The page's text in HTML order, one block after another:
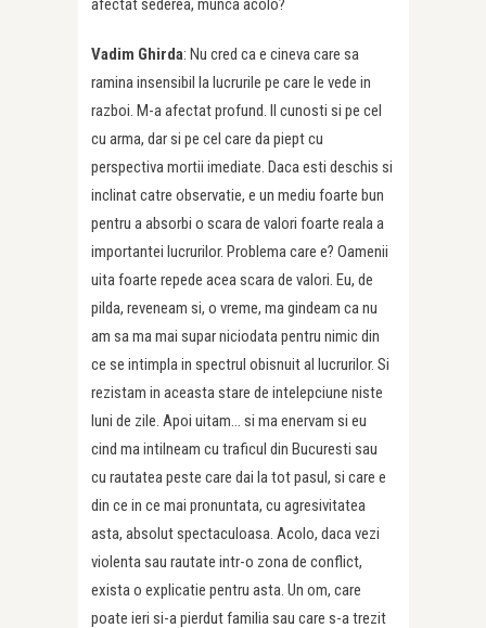
afectat sederea, munca acolo?
Vadim Ghirda: Nu cred ca e cineva care sa
ramina insensibil la lucrurile pe care le vede in
razboi. M-a afectat profund. Il cunosti si pe cel
cu arma, dar si pe cel care da piept cu
perspectiva mortii imediate. Daca esti deschis si
inclinat catre observatie, e un mediu foarte bun
pentru a absorbi o scara de valori foarte reala a
importantei lucrurilor. Problema care e? Oamenii
uita foarte repede acea scara de valori. Eu, de
pilda, reveneam si, o vreme, ma gindeam ca nu
am sa ma mai supar niciodata pentru nimic din
ce se intimpla in spectrul obisnuit al lucrurilor. Si
rezistam in aceasta stare de intelepciune niste
luni de zile. Apoi uitam… si ma enervam si eu
cind ma intilneam cu traficul din Bucuresti sau
cu rautatea peste care dai la tot pasul, si care e
din ce in ce mai pronuntata, cu agresivitatea
asta, absolut spectaculoasa. Acolo, daca vezi
violenta sau rautate intr-o zona de conflict,
exista o explicatie pentru asta. Un om, care
poate ieri si-a pierdut familia sau care s-a trezit